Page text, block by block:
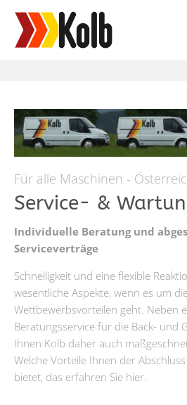
Für alle Maschinen -
Service- &
Individuelle Beratung und
Serviceverträge
Schnelligkeit und eine flexible
wesentliche Aspekte, wenn es um
Wettbewerbsvorteilen geht. Neben
Beratungsservice für die Back- und
Ihnen Kolb daher auch
Welche Vorteile Ihnen der
bietet, das erfahren Sie hier.